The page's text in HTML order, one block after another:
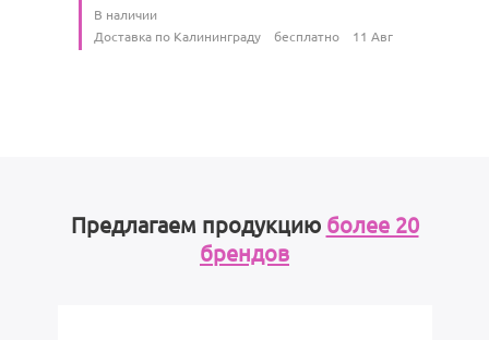
Количество
В наличии
Условия доставки
Доставка по Калининграду бесплатно 11 Авг
Предлагаем продукцию более 20
брендов